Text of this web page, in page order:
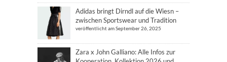
Adidas bringt Dirndl auf die Wiesn –
zwischen Sportswear und Tradition
veröffentlicht am September 26, 2025
Zara x John Galliano: Alle Infos zur